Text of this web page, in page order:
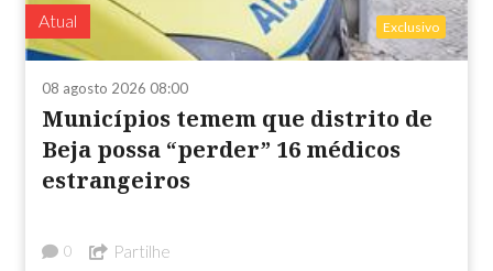
Atual Exclusivo
08 agosto 2026 08:00
Municípios temem que distrito de
Beja possa “perder” 16 médicos
estrangeiros
0 Partilhe